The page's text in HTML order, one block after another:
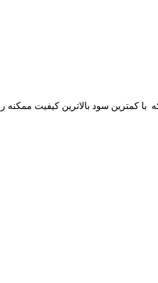
کمترین سود بالاترین کیفیت ممکنه